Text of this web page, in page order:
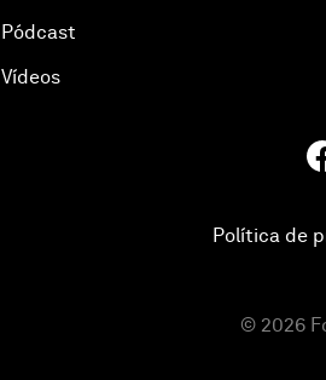
Pódcast
Vídeos
Política de
© 2026